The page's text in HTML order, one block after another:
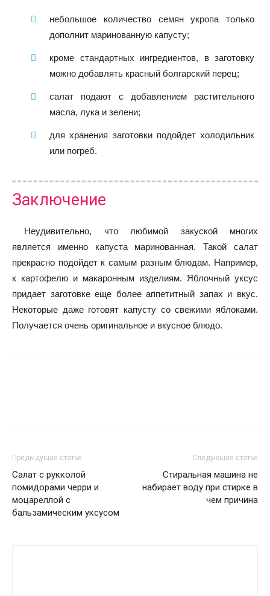
небольшое количество семян укропа только
дополнит маринованную капусту;
кроме стандартных ингредиентов, в заготовку
можно добавлять красный болгарский перец;
салат подают с добавлением растительного
масла, лука и зелени;
для хранения заготовки подойдет холодильник
или погреб.
Заключение
Неудивительно, что любимой закуской многих
является именно капуста маринованная. Такой салат
прекрасно подойдет к самым разным блюдам. Например,
к картофелю и макаронным изделиям. Яблочный уксус
придает заготовке еще более аппетитный запах и вкус.
Некоторые даже готовят капусту со свежими яблоками.
Получается очень оригинальное и вкусное блюдо.
Предыдущая статья
Салат с рукколой
помидорами черри и
моцареллой с
бальзамическим уксусом
Следующая статья
Стиральная машина не
набирает воду при стирке в
чем причина